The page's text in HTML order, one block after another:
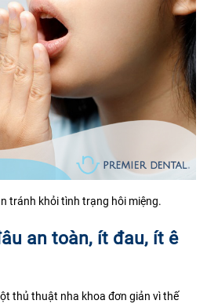
tránh khỏi tình trạng hôi miệng.
an toàn, ít đau, ít ê
thủ thuật nha khoa đơn giản vì thế